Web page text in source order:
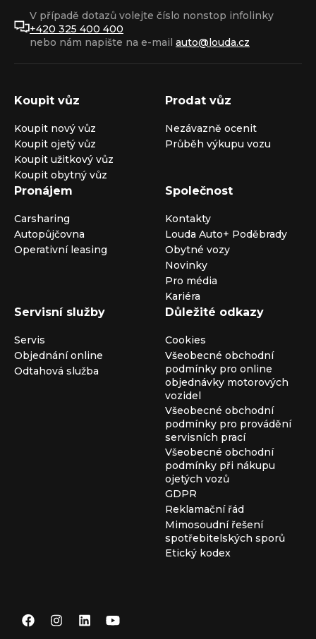
V případě dotazů volejte číslo nonstop infolinky
+420 325 400 400
nebo nám napište na e-mail auto@louda.cz
Koupit vůz
Koupit nový vůz
Koupit ojetý vůz
Koupit užitkový vůz
Koupit obytný vůz
Prodat vůz
Nezávazně ocenit
Průběh výkupu vozu
Pronájem
Carsharing
Autopůjčovna
Operativní leasing
Společnost
Kontakty
Louda Auto+ Poděbrady
Obytné vozy
Novinky
Pro média
Kariéra
Servisní služby
Servis
Objednání online
Odtahová služba
Důležité odkazy
Cookies
Všeobecné obchodní
podmínky pro online
objednávky motorových
vozidel
Všeobecné obchodní
podmínky pro provádění
servisních prací
Všeobecné obchodní
podmínky při nákupu
ojetých vozů
GDPR
Reklamační řád
Mimosoudní řešení
spotřebitelských sporů
Etický kodex